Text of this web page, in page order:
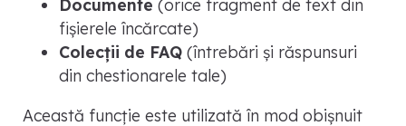
Documente (orice fragment de text din
fișierele încărcate)
Colecții de FAQ (întrebări și răspunsuri
din chestionarele tale)
Această funcție este utilizată în mod obișnuit